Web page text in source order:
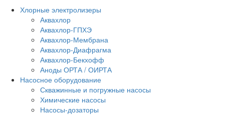
Хлорные электролизеры
Аквахлор
Аквахлор-ГПХЭ
Аквахлор-Мембрана
Аквахлор-Диафрагма
Аквахлор-Бекхофф
Аноды ОРТА / ОИРТА
Насосное оборудование
Скважинные и погружные насосы
Химические насосы
Насосы-дозаторы